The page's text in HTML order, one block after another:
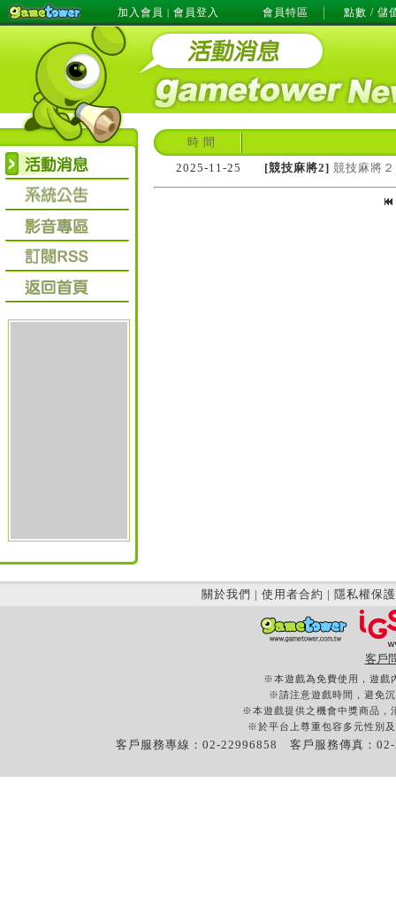
加入會員 | 會員登入 會員特區 點數 / 儲
時 間
2025-11-25
[競技麻將2] 競技麻將
關於我們 | 使用者合約 | 隱私權保護
客戶
※本遊戲為免費使用，遊戲
※請注意遊戲時間，避免
※本遊戲提供之機會中獎商品，
※於平台上尊重包容多元性別
客戶服務專線：02-22996858 客戶服務傳真：